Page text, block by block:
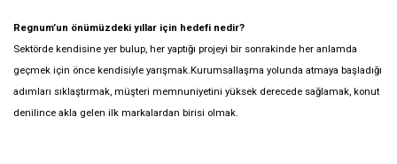
Regnum’un önümüzdeki yıllar için hedefi nedir?
Sektörde kendisine yer bulup, her yaptığı projeyi bir sonrakinde her anlamda
geçmek için önce kendisiyle yarışmak.Kurumsallaşma yolunda atmaya başladığı
adımları sıklaştırmak, müşteri memnuniyetini yüksek derecede sağlamak, konut
denilince akla gelen ilk markalardan birisi olmak.